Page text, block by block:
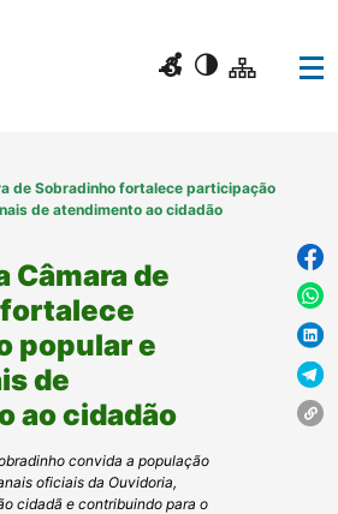
de Sobradinho fortalece participação
de atendimento ao cidadão
Câmara de
popular e
de
ao cidadão
convida a população
oficiais da Ouvidoria,
cidadã e contribuindo para o